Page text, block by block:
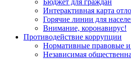
Бюджет для граждан
Интерактивная карта
Горячие линии для
Внимание, коронавирус!
Противодействие коррупции
Нормативные правовые
Независимая